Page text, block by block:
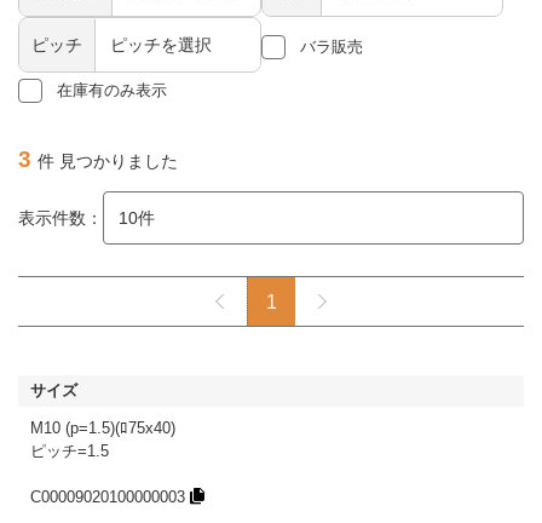
ピッチ バラ販売
在庫有のみ表示
3 件 見つかりました
表示件数：
1
M10 (p=1.5)(ﾛ75x40)
ピッチ=1.5
C00009020100000003